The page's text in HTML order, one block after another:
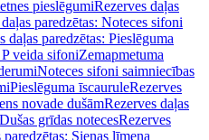
pieslēgumiRezerves daļas
paredzētas: Noteces sifoni
daļas paredzētas: Pieslēguma
veida sifoniZemapmetuma
Noteces sifoni saimniecības
Pieslēguma īscauruleRezerves
novade dušāmRezerves daļas
Dušas grīdas notecesRezerves
Sienas līmeņa